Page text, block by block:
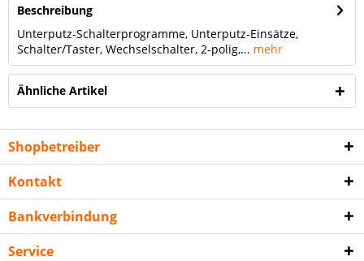
Beschreibung
Unterputz-Schalterprogramme, Unterputz-Einsätze,
Schalter/Taster, Wechselschalter, 2-polig,... mehr
Ähnliche Artikel
Shopbetreiber
Kontakt
Bankverbindung
Service